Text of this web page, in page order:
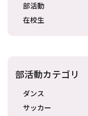
部活動
在校生
部活動カテゴリ
ダンス
サッカー